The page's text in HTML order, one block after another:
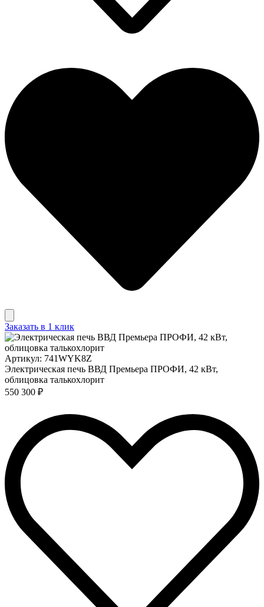
Заказать в 1 клик
Артикул: 741WYK8Z
Электрическая печь ВВД Премьера ПРОФИ, 42 кВт,
облицовка талькохлорит
550 300 ₽